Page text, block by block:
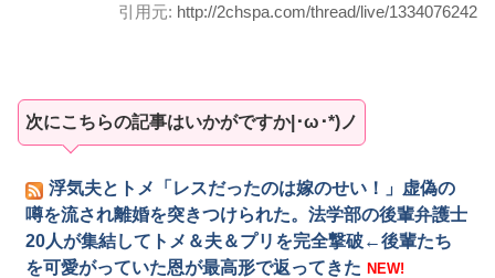
引用元: http://2chspa.com/thread/live/1334076242
次にこちらの記事はいかがですか|･ω･*)ノ
浮気夫とトメ「レスだったのは嫁のせい！」虚偽の
噂を流され離婚を突きつけられた。法学部の後輩弁護士
20人が集結してトメ＆夫＆プリを完全撃破←後輩たち
を可愛がっていた恩が最高形で返ってきた NEW!